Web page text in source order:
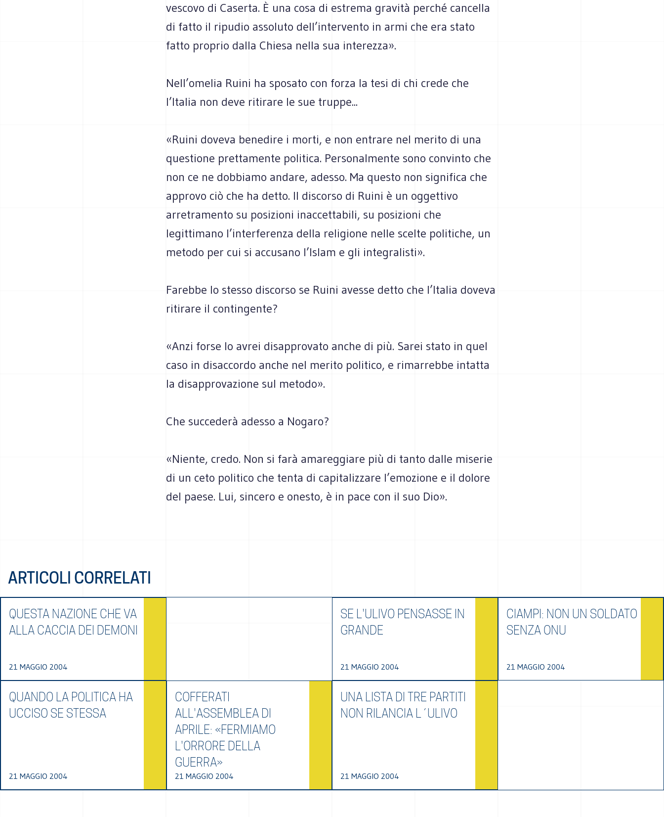
vescovo di Caserta. È una cosa di estrema gravità perché cancella
di fatto il ripudio assoluto dell’intervento in armi che era stato
fatto proprio dalla Chiesa nella sua interezza».
Nell’omelia Ruini ha sposato con forza la tesi di chi crede che
l’Italia non deve ritirare le sue truppe...
«Ruini doveva benedire i morti, e non entrare nel merito di una
questione prettamente politica. Personalmente sono convinto che
non ce ne dobbiamo andare, adesso. Ma questo non significa che
approvo ciò che ha detto. Il discorso di Ruini è un oggettivo
arretramento su posizioni inaccettabili, su posizioni che
legittimano l’interferenza della religione nelle scelte politiche, un
metodo per cui si accusano l’Islam e gli integralisti».
Farebbe lo stesso discorso se Ruini avesse detto che l’Italia doveva
ritirare il contingente?
«Anzi forse lo avrei disapprovato anche di più. Sarei stato in quel
caso in disaccordo anche nel merito politico, e rimarrebbe intatta
la disapprovazione sul metodo».
Che succederà adesso a Nogaro?
«Niente, credo. Non si farà amareggiare più di tanto dalle miserie
di un ceto politico che tenta di capitalizzare l’emozione e il dolore
del paese. Lui, sincero e onesto, è in pace con il suo Dio».
ARTICOLI CORRELATI
QUESTA NAZIONE CHE VA
ALLA CACCIA DEI DEMONI
21 MAGGIO 2004
SE L'ULIVO PENSASSE IN
GRANDE
21 MAGGIO 2004
CIAMPI: NON UN SOLDATO
SENZA ONU
21 MAGGIO 2004
QUANDO LA POLITICA HA
UCCISO SE STESSA
21 MAGGIO 2004
COFFERATI
ALL'ASSEMBLEA DI
APRILE: «FERMIAMO
L'ORRORE DELLA
GUERRA»
21 MAGGIO 2004
UNA LISTA DI TRE PARTITI
NON RILANCIA L´ULIVO
21 MAGGIO 2004